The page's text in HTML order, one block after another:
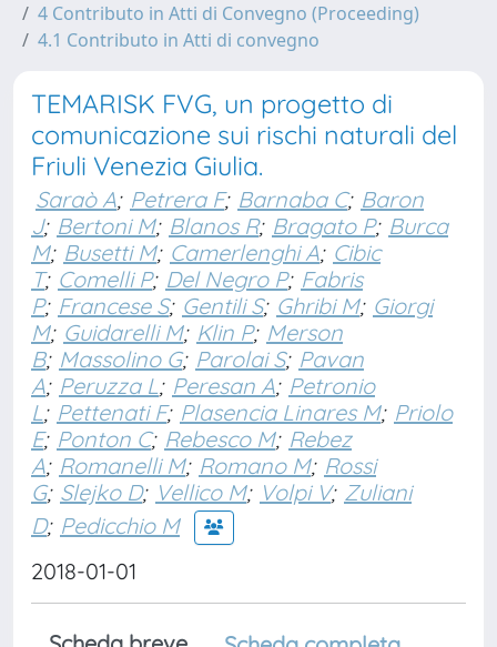
4 Contributo in Atti di Convegno (Proceeding)
4.1 Contributo in Atti di convegno
TEMARISK FVG, un progetto di
comunicazione sui rischi naturali del
Friuli Venezia Giulia.
Saraò A; Petrera F; Barnaba C; Baron
J; Bertoni M; Blanos R; Bragato P; Burca
M; Busetti M; Camerlenghi A; Cibic
T; Comelli P; Del Negro P; Fabris
P; Francese S; Gentili S; Ghribi M; Giorgi
M; Guidarelli M; Klin P; Merson
B; Massolino G; Parolai S; Pavan
A; Peruzza L; Peresan A; Petronio
L; Pettenati F; Plasencia Linares M; Priolo
E; Ponton C; Rebesco M; Rebez
A; Romanelli M; Romano M; Rossi
G; Slejko D; Vellico M; Volpi V; Zuliani
D; Pedicchio M
2018-01-01